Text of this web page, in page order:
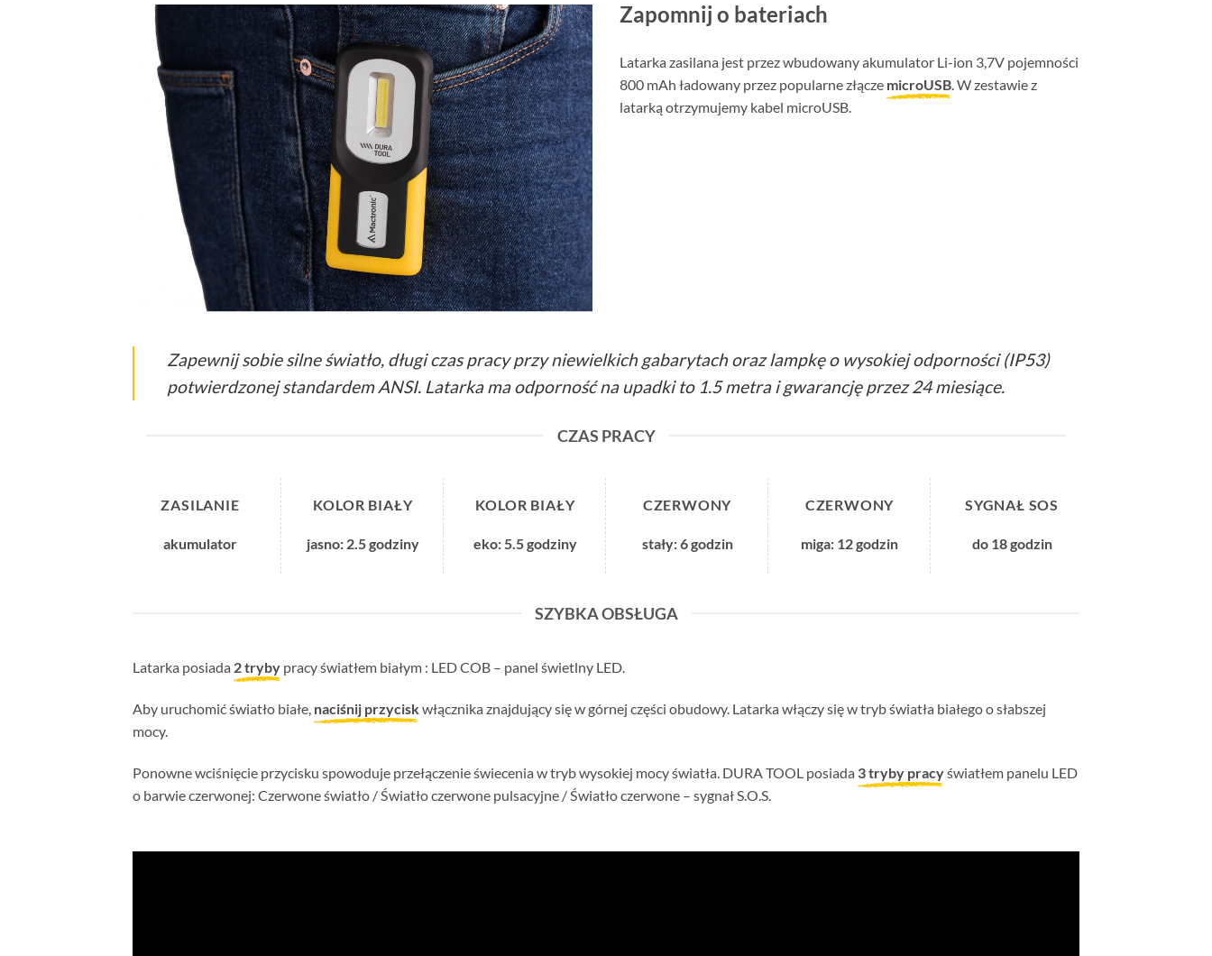
Zapomnij o bateriach
Latarka zasilana jest przez wbudowany akumulator Li-ion 3,7V pojemności
800 mAh ładowany przez popularne złącze microUSB. W zestawie z
latarką otrzymujemy kabel microUSB.
Zapewnij sobie silne światło, długi czas pracy przy niewielkich gabarytach oraz lampkę o wysokiej odporności (IP53)
potwierdzonej standardem ANSI. Latarka ma odporność na upadki to 1.5 metra i gwarancję przez 24 miesiące.
CZAS PRACY
ZASILANIE
akumulator
KOLOR BIAŁY
jasno: 2.5 godziny
KOLOR BIAŁY
eko: 5.5 godziny
CZERWONY
stały: 6 godzin
CZERWONY
miga: 12 godzin
SYGNAŁ SOS
do 18 godzin
SZYBKA OBSŁUGA
Latarka posiada 2 tryby pracy światłem białym : LED COB – panel świetlny LED.
Aby uruchomić światło białe, naciśnij przyciskwłącznika znajdujący się w górnej części obudowy. Latarka włączy się w tryb światła białego o słabszej
mocy.
Ponowne wciśnięcie przycisku spowoduje przełączenie świecenia w tryb wysokiej mocy światła. DURA TOOL posiada 3 tryby pracyświatłem panelu LED
o barwie czerwonej: Czerwone światło / Światło czerwone pulsacyjne / Światło czerwone – sygnał S.O.S.